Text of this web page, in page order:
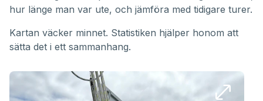
hur länge man var ute, och jämföra med tidigare turer.
Kartan väcker minnet. Statistiken hjälper honom att
sätta det i ett sammanhang.